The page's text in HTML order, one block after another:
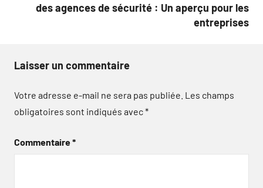
des agences de sécurité : Un aperçu pour les
entreprises
Laisser un commentaire
Votre adresse e-mail ne sera pas publiée. Les champs
obligatoires sont indiqués avec*
Commentaire*